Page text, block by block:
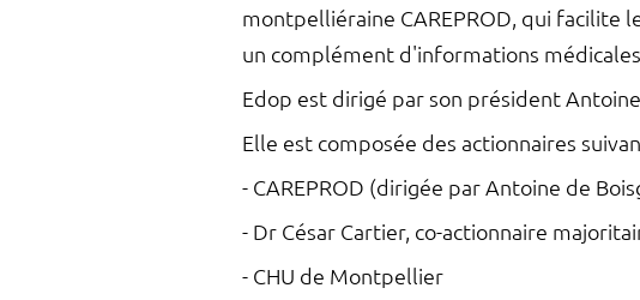
montpelliéraine CAREPROD, qui facilite
un complément d'informations
Edop est dirigé par son président Antoine
Elle est composée des actionnaires
- CAREPROD (dirigée par Antoine de
- Dr César Cartier, co-actionnaire
- CHU de Montpellier